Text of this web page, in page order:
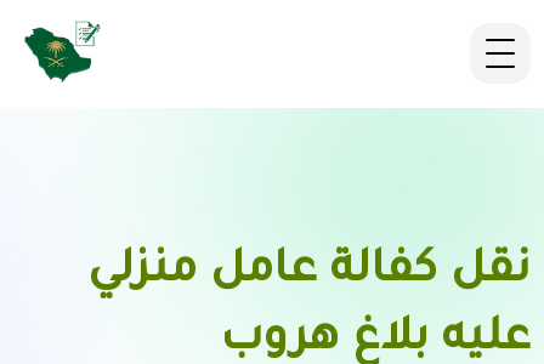
نقل كفالة عامل منزلي
عليه بلاغ هروب